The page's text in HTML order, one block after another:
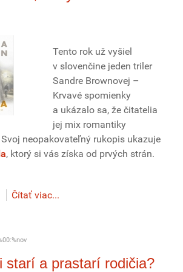
Tento rok už vyšiel
v slovenčine jeden triler
Sandre Brownovej –
Krvavé spomienky
a ukázalo sa, že čitatelia
jej mix romantiky
neopakovateľný rukopis ukazuje
, ktorý si vás získa od prvých strán.
Čítať viac...
starí a prastarí rodičia?